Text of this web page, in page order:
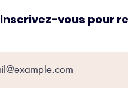
Inscrivez-vous pour